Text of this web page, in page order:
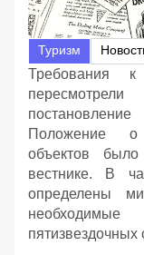
Туризм
Требования
Положение о
объектов
вестнике. В
определены
пятизвездочных